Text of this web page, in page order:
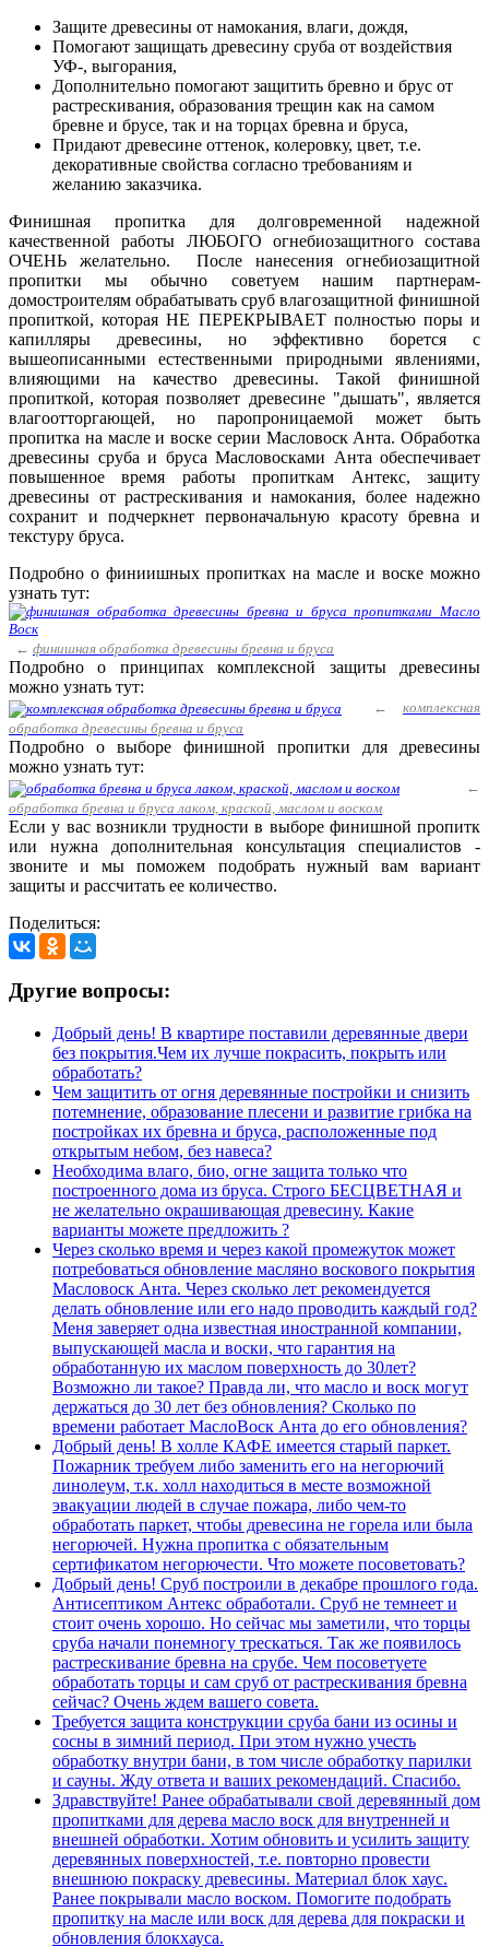
Защите древесины от намокания, влаги, дождя,
Помогают защищать древесину сруба от воздействия
УФ-, выгорания,
Дополнительно помогают защитить бревно и брус от
растрескивания, образования трещин как на самом
бревне и брусе, так и на торцах бревна и бруса,
Придают древесине оттенок, колеровку, цвет, т.е.
декоративные свойства согласно требованиям и
желанию заказчика.
Финишная пропитка для долговременной надежной
качественной работы ЛЮБОГО огнебиозащитного состава
ОЧЕНЬ желательно. После нанесения огнебиозащитной
пропитки мы обычно советуем нашим партнерам-
домостроителям обрабатывать сруб влагозащитной финишной
пропиткой, которая НЕ ПЕРЕКРЫВАЕТ полностью поры и
капилляры древесины, но эффективно борется с
вышеописанными естественными природными явлениями,
влияющими на качество древесины. Такой финишной
пропиткой, которая позволяет древесине "дышать", является
влагоотторгающей, но паропроницаемой может быть
пропитка на масле и воске серии Масловоск Анта. Обработка
древесины сруба и бруса Масловосками Анта обеспечивает
повышенное время работы пропиткам Антекс, защиту
древесины от растрескивания и намокания, более надежно
сохранит и подчеркнет первоначальную красоту бревна и
текстуру бруса.
Подробно о финиишных пропитках на масле и воске можно
узнать тут:
← финишная обработка древесины бревна и бруса
Подробно о принципах комплексной защиты древесины
можно узнать тут:
← комплексная
обработка древесины бревна и бруса
Подробно о выборе финишной пропитки для древесины
можно узнать тут:
←
обработка бревна и бруса лаком, краской, маслом и воском
Если у вас возникли трудности в выборе финишной пропитк
или нужна дополнительная консультация специалистов -
звоните и мы поможем подобрать нужный вам вариант
защиты и рассчитать ее количество.
Поделиться:
Другие вопросы:
Добрый день! В квартире поставили деревянные двери
без покрытия.Чем их лучше покрасить, покрыть или
обработать?
Чем защитить от огня деревянные постройки и снизить
потемнение, образование плесени и развитие грибка на
постройках их бревна и бруса, расположенные под
открытым небом, без навеса?
Необходима влаго, био, огне защита только что
построенного дома из бруса. Строго БЕСЦВЕТНАЯ и
не желательно окрашивающая древесину. Какие
варианты можете предложить ?
Через сколько время и через какой промежуток может
потребоваться обновление масляно воскового покрытия
Масловоск Анта. Через сколько лет рекомендуется
делать обновление или его надо проводить каждый год?
Меня заверяет одна известная иностранной компании,
выпускающей масла и воски, что гарантия на
обработанную их маслом поверхность до 30лет?
Возможно ли такое? Правда ли, что масло и воск могут
держаться до 30 лет без обновления? Сколько по
времени работает МаслоВоск Анта до его обновления?
Добрый день! В холле КАФЕ имеется старый паркет.
Пожарник требуем либо заменить его на негорючий
линолеум, т.к. холл находиться в месте возможной
эвакуации людей в случае пожара, либо чем-то
обработать паркет, чтобы древесина не горела или была
негорючей. Нужна пропитка с обязательным
сертификатом негорючести. Что можете посоветовать?
Добрый день! Сруб построили в декабре прошлого года.
Антисептиком Антекс обработали. Сруб не темнеет и
стоит очень хорошо. Но сейчас мы заметили, что торцы
сруба начали понемногу трескаться. Так же появилось
растрескивание бревна на срубе. Чем посоветуете
обработать торцы и сам сруб от растрескивания бревна
сейчас? Очень ждем вашего совета.
Требуется защита конструкции сруба бани из осины и
сосны в зимний период. При этом нужно учесть
обработку внутри бани, в том числе обработку парилки
и сауны. Жду ответа и ваших рекомендаций. Спасибо.
Здравствуйте! Ранее обрабатывали свой деревянный дом
пропитками для дерева масло воск для внутренней и
внешней обработки. Хотим обновить и усилить защиту
деревянных поверхностей, т.е. повторно провести
внешнюю покраску древесины. Материал блок хаус.
Ранее покрывали масло воском. Помогите подобрать
пропитку на масле или воск для дерева для покраски и
обновления блокхауса.